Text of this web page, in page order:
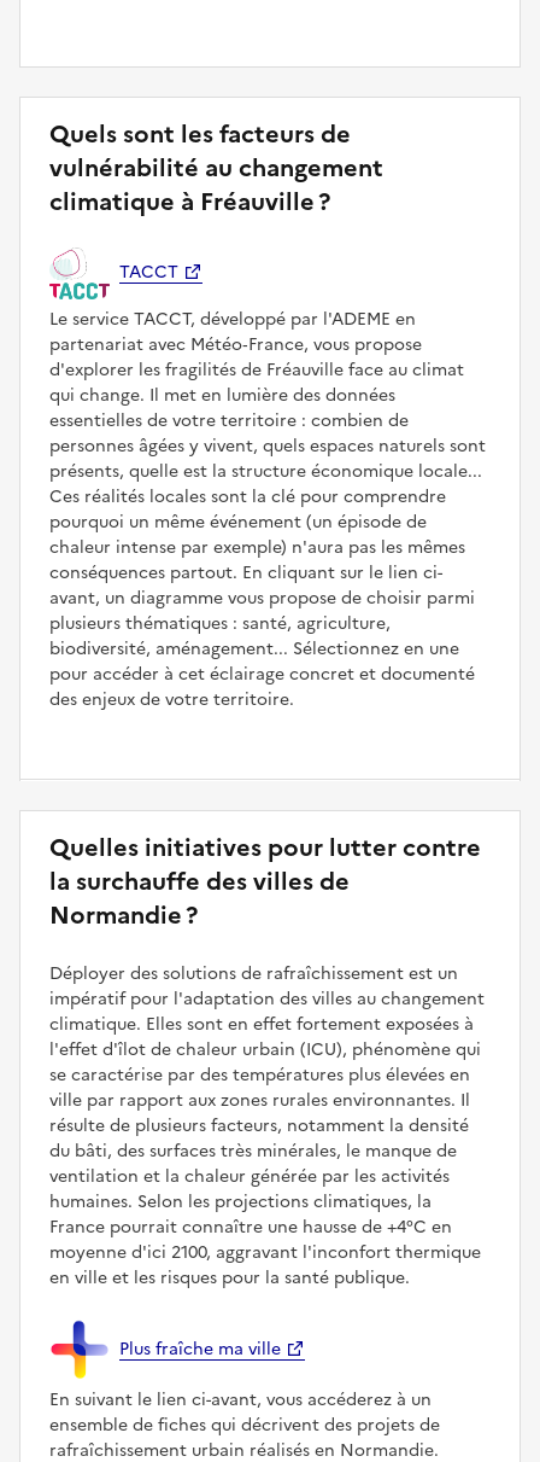
Quels sont les facteurs de
vulnérabilité au changement
climatique à Fréauville ?
TACCT
Le service TACCT, développé par l'ADEME en
partenariat avec Météo‑France, vous propose
d'explorer les fragilités de Fréauville face au climat
qui change. Il met en lumière des données
essentielles de votre territoire : combien de
personnes âgées y vivent, quels espaces naturels sont
présents, quelle est la structure économique locale...
Ces réalités locales sont la clé pour comprendre
pourquoi un même événement (un épisode de
chaleur intense par exemple) n'aura pas les mêmes
conséquences partout. En cliquant sur le lien ci-
avant, un diagramme vous propose de choisir parmi
plusieurs thématiques : santé, agriculture,
biodiversité, aménagement... Sélectionnez en une
pour accéder à cet éclairage concret et documenté
des enjeux de votre territoire.
Quelles initiatives pour lutter contre
la surchauffe des villes de
Normandie ?
Déployer des solutions de rafraîchissement est un
impératif pour l'adaptation des villes au changement
climatique. Elles sont en effet fortement exposées à
l'effet d'îlot de chaleur urbain (ICU), phénomène qui
se caractérise par des températures plus élevées en
ville par rapport aux zones rurales environnantes. Il
résulte de plusieurs facteurs, notamment la densité
du bâti, des surfaces très minérales, le manque de
ventilation et la chaleur générée par les activités
humaines. Selon les projections climatiques, la
France pourrait connaître une hausse de +4°C en
moyenne d'ici 2100, aggravant l'inconfort thermique
en ville et les risques pour la santé publique.
Plus fraîche ma ville
En suivant le lien ci-avant, vous accéderez à un
ensemble de fiches qui décrivent des projets de
rafraîchissement urbain réalisés en Normandie.